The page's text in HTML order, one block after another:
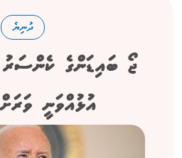
ދުނިޔެ
ޖޯ ބައިޑަންގެ
އުޅުއްވަނީ